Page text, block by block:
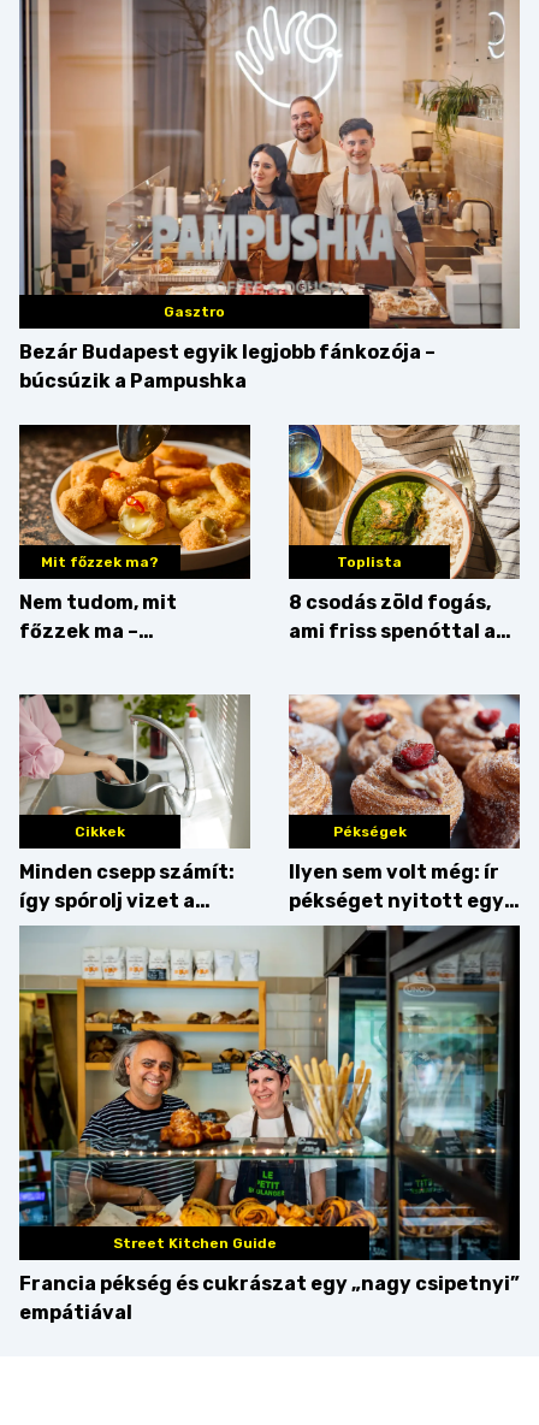
Gasztro
Bezár Budapest egyik legjobb fánkozója –
búcsúzik a Pampushka
Mit főzzek ma?
Nem tudom, mit
főzzek ma –
camembert
Toplista
8 csodás zöld fogás,
ami friss spenóttal az
Cikkek
Minden csepp számít:
így spórolj vizet a
konyhában
Pékségek
Ilyen sem volt még: ír
pékséget nyitott egy
Dublinból hazatért pár
Street Kitchen Guide
Francia pékség és cukrászat egy „nagy csipetnyi”
empátiával